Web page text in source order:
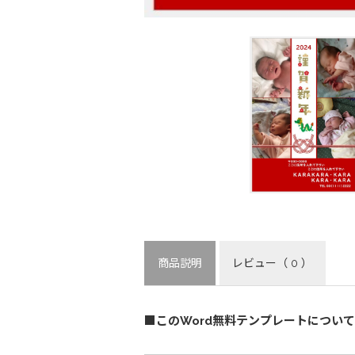
商品説明 レビュー （ 0 ）
■このWord無料テンプレートについて